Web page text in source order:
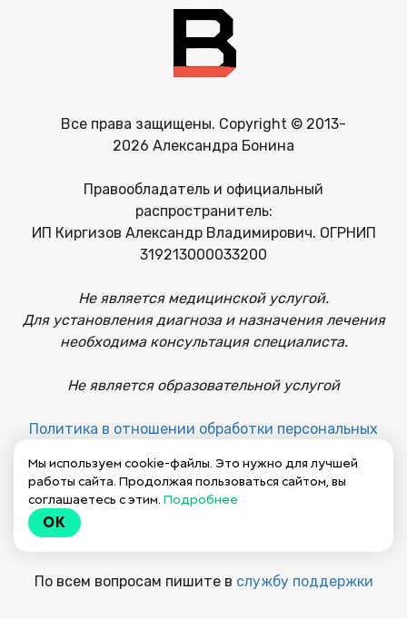
Все права защищены. Copyright © 2013-
2026 Александра Бонина
Правообладатель и официальный
распространитель:
ИП Киргизов Александр Владимирович. ОГРНИП
319213000033200
Не является медицинской услугой.
Для установления диагноза и назначения лечения
необходима консультация специалиста.
Не является образовательной услугой
Политика в отношении обработки персональных
Публичная оферта на заключение договора
По всем вопросам пишите в службу поддержки
Мы используем cookie-файлы. Это нужно для лучшей
работы сайта. Продолжая пользоваться сайтом, вы
соглашаетесь с этим. Подробнее
OK